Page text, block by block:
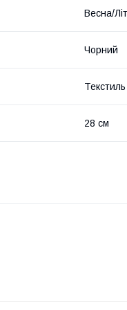
Весна/
Чорний
Текстиль
28 см